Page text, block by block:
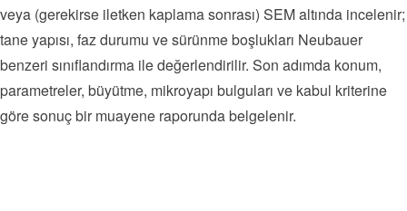
veya (gerekirse iletken kaplama sonrası) SEM altında incelenir;
tane yapısı, faz durumu ve sürünme boşlukları Neubauer
benzeri sınıflandırma ile değerlendirilir. Son adımda konum,
parametreler, büyütme, mikroyapı bulguları ve kabul kriterine
göre sonuç bir muayene raporunda belgelenir.